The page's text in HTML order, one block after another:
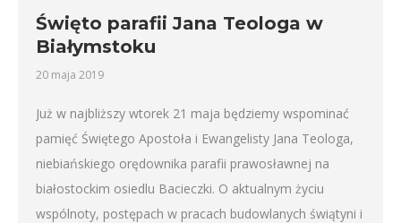
Święto parafii Jana Teologa w
Białymstoku
20 maja 2019
Już w najbliższy wtorek 21 maja będziemy wspominać
pamięć Świętego Apostoła i Ewangelisty Jana Teologa,
niebiańskiego orędownika parafii prawosławnej na
białostockim osiedlu Bacieczki. O aktualnym życiu
wspólnoty, postępach w pracach budowlanych świątyni i